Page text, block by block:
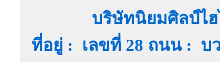
บริษัทนิยมศิลป์ไ
ที่อยู่ : เลขที่ 28 ถนน : บ